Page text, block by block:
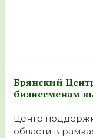
Брянский
бизнесменам
Центр
области в